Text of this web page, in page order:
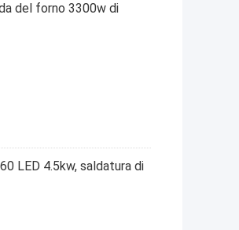
del forno 3300w di
LED 4.5kw, saldatura di